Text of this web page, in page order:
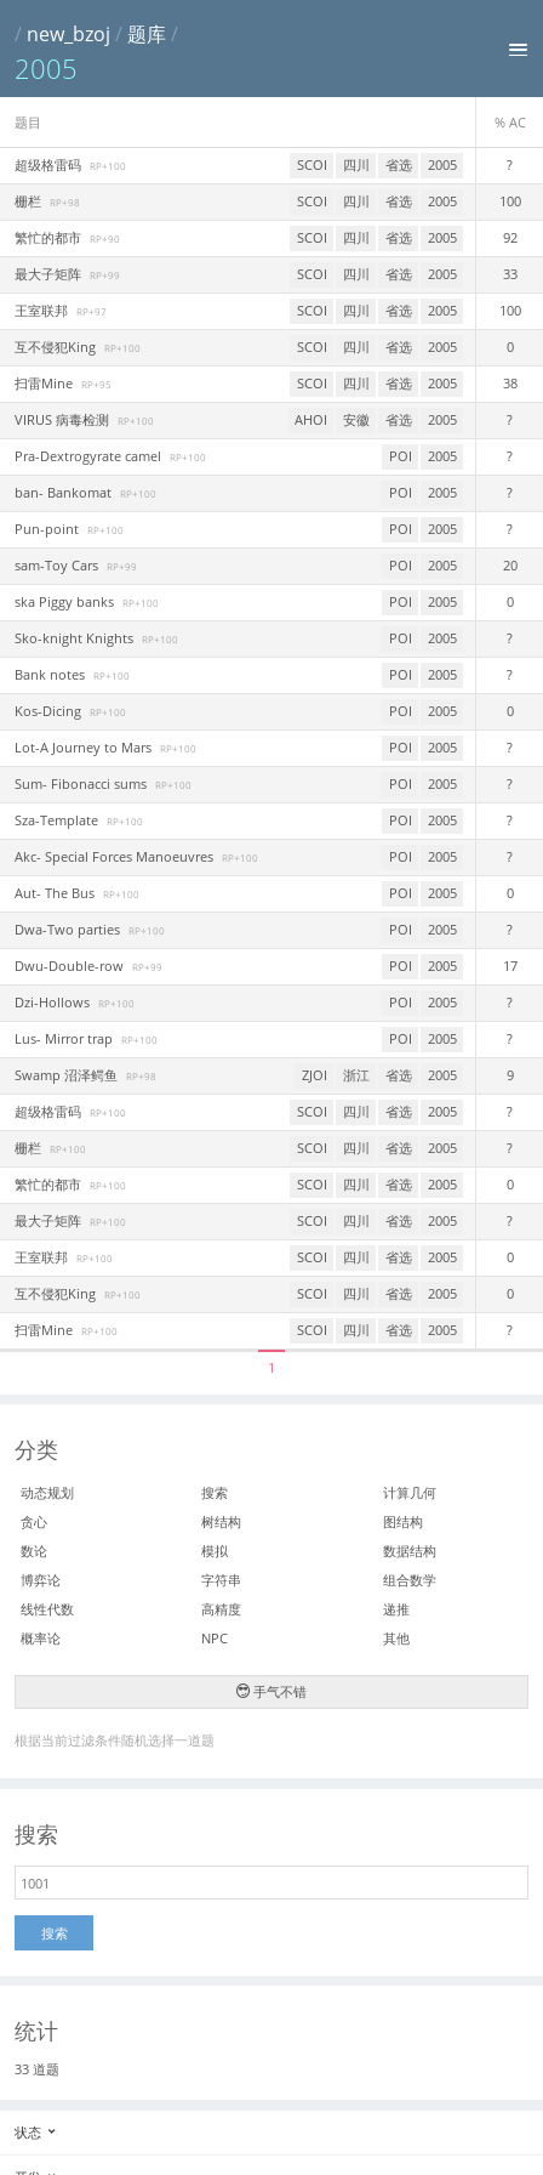
/ new_bzoj / 题库/
2005
题目 % AC
超级格雷码 RP+100 SCOI 四川 省选 2005 ?
栅栏 RP+98 SCOI 四川 省选 2005 100
繁忙的都市 RP+90 SCOI 四川 省选 2005 92
最大子矩阵 RP+99 SCOI 四川 省选 2005 33
王室联邦 RP+97 SCOI 四川 省选 2005 100
互不侵犯King RP+100 SCOI 四川 省选 2005 0
扫雷Mine RP+95 SCOI 四川 省选 2005 38
VIRUS 病毒检测 RP+100 AHOI 安徽 省选 2005 ?
Pra-Dextrogyrate camel RP+100 POI 2005 ?
ban- Bankomat RP+100 POI 2005 ?
Pun-point RP+100 POI 2005 ?
sam-Toy Cars RP+99 POI 2005 20
ska Piggy banks RP+100 POI 2005 0
Sko-knight Knights RP+100 POI 2005 ?
Bank notes RP+100 POI 2005 ?
Kos-Dicing RP+100 POI 2005 0
Lot-A Journey to Mars RP+100 POI 2005 ?
Sum- Fibonacci sums RP+100 POI 2005 ?
Sza-Template RP+100 POI 2005 ?
Akc- Special Forces Manoeuvres RP+100 POI 2005 ?
Aut- The Bus RP+100 POI 2005 0
Dwa-Two parties RP+100 POI 2005 ?
Dwu-Double-row RP+99 POI 2005 17
Dzi-Hollows RP+100 POI 2005 ?
Lus- Mirror trap RP+100 POI 2005 ?
Swamp 沼泽鳄鱼 RP+98 ZJOI 浙江 省选 2005 9
超级格雷码 RP+100 SCOI 四川 省选 2005 ?
栅栏 RP+100 SCOI 四川 省选 2005 ?
繁忙的都市 RP+100 SCOI 四川 省选 2005 0
最大子矩阵 RP+100 SCOI 四川 省选 2005 ?
王室联邦 RP+100 SCOI 四川 省选 2005 0
互不侵犯King RP+100 SCOI 四川 省选 2005 0
扫雷Mine RP+100 SCOI 四川 省选 2005 ?
1
分类
动态规划 搜索
计算几何
贪心
树结构
图结构
数论
模拟
数据结构
博弈论
字符串
组合数学
线性代数
高精度
递推
概率论
NPC 其他
手气不错
根据当前过滤条件随机选择一道题
搜索
搜索
统计
33 道题
状态